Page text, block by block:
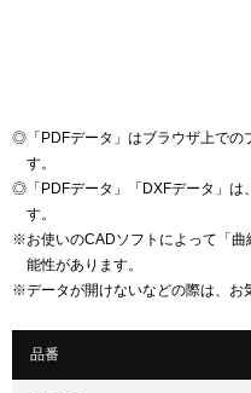
◎ 「PDFデータ」はブラウザ上で
す。
◎ 「PDFデータ」「DXFデータ」
す。
※お使いのCADソフトによって「
能性があります。
※データが開けないなどの際は、お
品番